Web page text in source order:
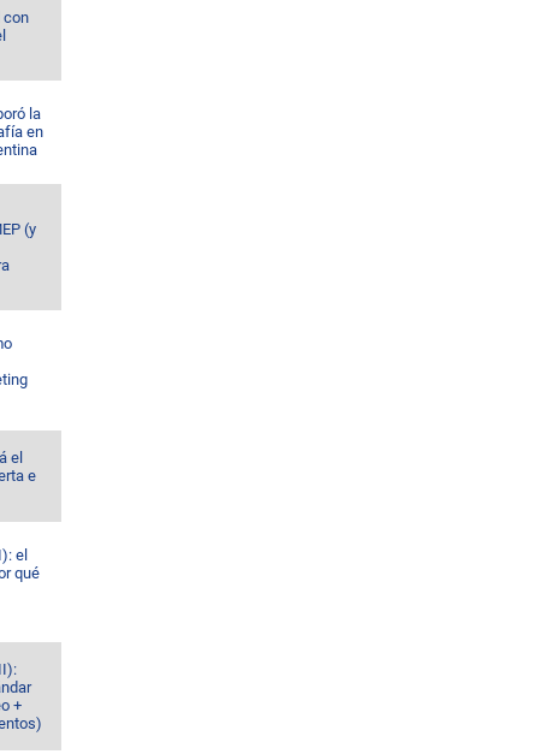
con
la
en
(y
el
e
el
qué
+